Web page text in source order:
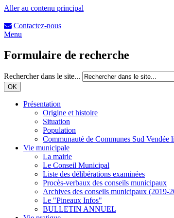
Aller au contenu principal
Contactez-nous
Menu
Formulaire de recherche
Rechercher dans le site...
Présentation
Origine et histoire
Situation
Population
Communauté de Communes Sud Vendée
Vie municipale
La mairie
Le Conseil Municipal
Liste des délibérations examinées
Procès-verbaux des conseils municipaux
Archives des conseils municipaux (2019-
Le "Pineaux Infos"
BULLETIN ANNUEL